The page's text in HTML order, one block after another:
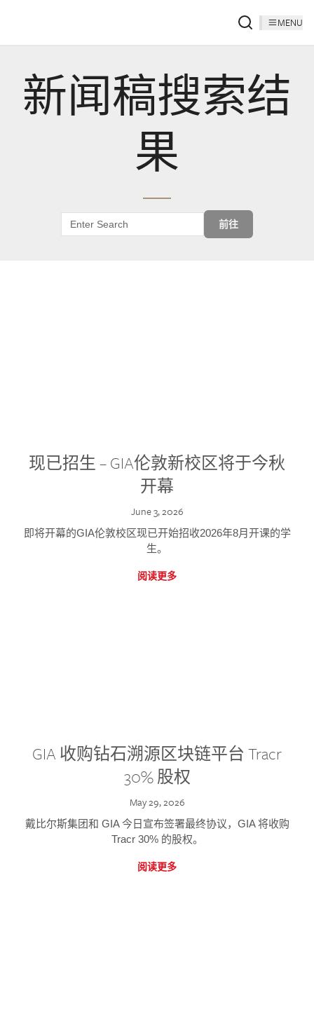
MENU
新闻稿搜索结
果
前往
现已招生 – GIA伦敦新校区将于今秋
开幕
June 3, 2026
即将开幕的GIA伦敦校区现已开始招收2026年8月开课的学
生。
阅读更多
GIA 收购钻石溯源区块链平台 Tracr
30% 股权
May 29, 2026
戴比尔斯集团和 GIA 今日宣布签署最终协议，GIA 将收购
Tracr 30% 的股权。
阅读更多